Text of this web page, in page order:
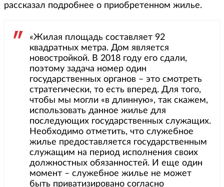
рассказал подробнее о приобретенном жилье.
«Жилая площадь составляет 92
квадратных метра. Дом является
новостройкой. В 2018 году его сдали,
поэтому задача номер один
государственных органов – это смотреть
стратегически, то есть вперед. Для того,
чтобы мы могли «в длинную», так скажем,
использовать данное жилье для
последующих государственных служащих.
Необходимо отметить, что служебное
жилье предоставляется государственным
служащим на период исполнения своих
должностных обязанностей. И еще один
момент – служебное жилье не может
быть приватизировано согласно